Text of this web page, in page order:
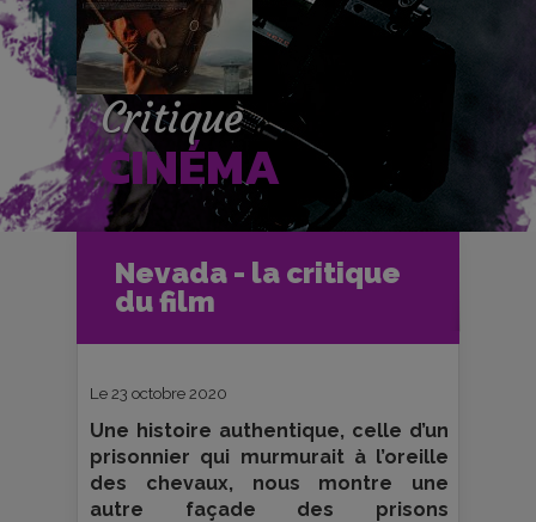
Critique
CINÉMA
Nevada - la critique
du film
Accueil
Cinéma
Critiques et fiches films
Nevada - la critique du film
Le 23 octobre 2020
Une histoire authentique, celle d’un
prisonnier qui murmurait à l’oreille
des chevaux, nous montre une
autre façade des prisons